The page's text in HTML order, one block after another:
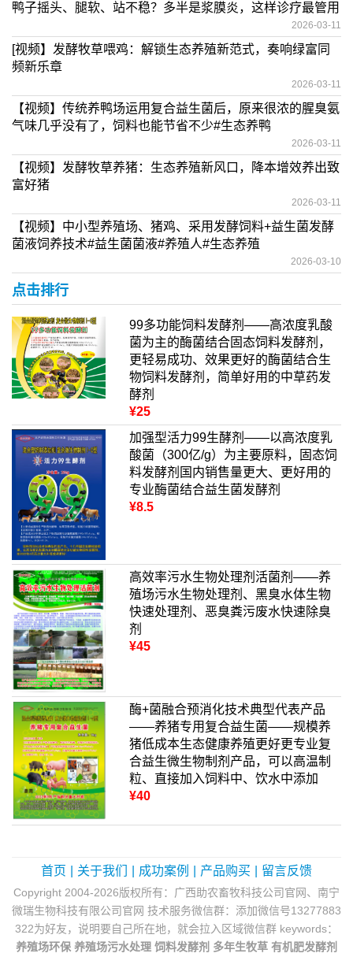
鸭子摇头、腿软、站不稳？多半是浆膜炎，这样诊疗最管用
2026-03-11
[视频】发酵牧草喂鸡：解锁生态养殖新范式，奏响绿富同
频新乐章
2026-03-11
【视频】传统养鸭场运用复合益生菌后，原来很浓的腥臭氨
气味几乎没有了，饲料也能节省不少#生态养鸭
2026-03-11
【视频】发酵牧草养猪：生态养殖新风口，降本增效养出致
富好猪
2026-03-11
【视频】中小型养殖场、猪鸡、采用发酵饲料+益生菌发酵
菌液饲养技术#益生菌菌液#养殖人#生态养殖
2026-03-10
点击排行
99多功能饲料发酵剂——高浓度乳酸
菌为主的酶菌结合固态饲料发酵剂，
更轻易成功、效果更好的酶菌结合生
物饲料发酵剂，简单好用的中草药发
酵剂
¥25
加强型活力99生酵剂——以高浓度乳
酸菌（300亿/g）为主要原料，固态饲
料发酵剂国内销售量更大、更好用的
专业酶菌结合益生菌发酵剂
¥8.5
高效率污水生物处理剂活菌剂——养
殖场污水生物处理剂、黑臭水体生物
快速处理剂、恶臭粪污废水快速除臭
剂
¥45
酶+菌融合预消化技术典型代表产品
——养猪专用复合益生菌——规模养
猪低成本生态健康养殖更好更专业复
合益生微生物制剂产品，可以高温制
粒、直接加入饲料中、饮水中添加
¥40
首页 关于我们 成功案例 产品购买 留言反馈
Copyright 2004-2026版权所有：广西助农畜牧科技公司官网、南宁
微瑞生物科技有限公司官网 技术服务微信群：添加微信号13277883
322为好友，说明要自己所在地，就会拉入区域微信群 keywords：
养殖场环保 养殖场污水处理 饲料发酵剂 多年生牧草 有机肥发酵剂